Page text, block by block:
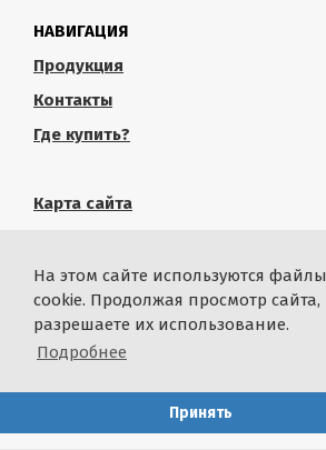
На этом сайте используются файлы
cookie. Продолжая просмотр
разрешаете их использование.
Подробнее
Принять
НАВИГАЦИЯ
Продукция
Контакты
Где купить?
Карта сайта
Связаться с администрацией
почте rustropy.ru@ya.ru
СТАТИСТИКА